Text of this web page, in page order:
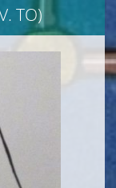
TO)